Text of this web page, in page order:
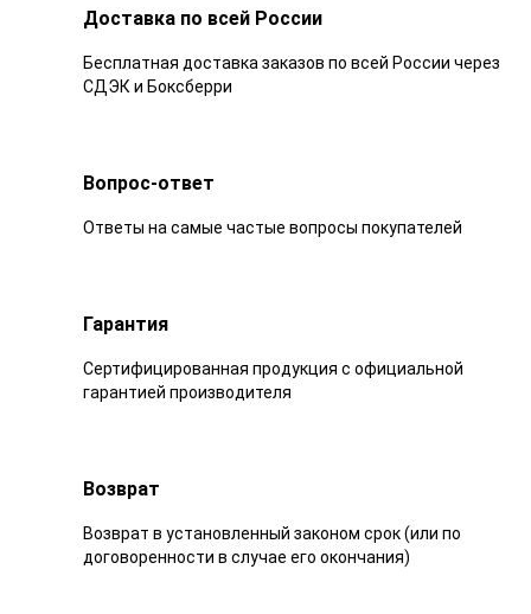
Доставка по всей России
Бесплатная доставка заказов по всей России через
СДЭК и Боксберри
Вопрос-ответ
Ответы на самые частые вопросы покупателей
Гарантия
Сертифицированная продукция с официальной
гарантией производителя
Возврат
Возврат в установленный законом срок (или по
договоренности в случае его окончания)